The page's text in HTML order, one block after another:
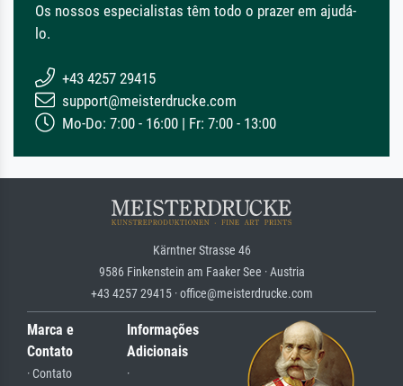
Os nossos especialistas têm todo o prazer em ajudá-
lo.
+43 4257 29415
support@meisterdrucke.com
Mo-Do: 7:00 - 16:00 | Fr: 7:00 - 13:00
Kärntner Strasse 46
9586 Finkenstein am Faaker See · Austria
+43 4257 29415 · office@meisterdrucke.com
Marca e
Contato
· Contato
Informações
Adicionais
·